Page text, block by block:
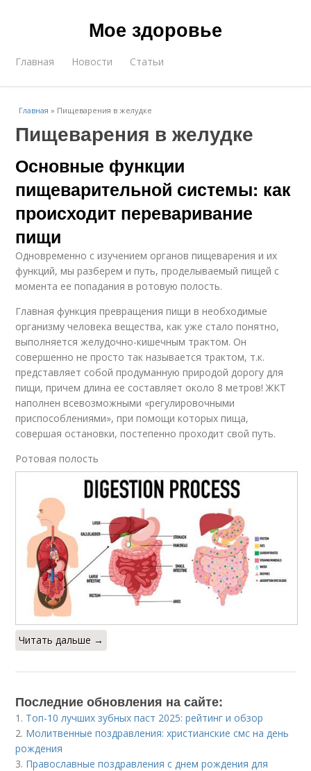
Мое здоровье
Главная Новости Статьи
Главная » Пищеварения в желудке
Пищеварения в желудке
Основные функции
пищеварительной системы: как
происходит переваривание
пищи
Одновременно с изучением органов пищеварения и их
функций, мы разберем и путь, проделываемый пищей с
момента ее попадания в ротовую полость.
Главная функция превращения пищи в необходимые
организму человека вещества, как уже стало понятно,
выполняется желудочно-кишечным трактом. Он
совершенно не просто так называется трактом, т.к.
представляет собой продуманную природой дорогу для
пищи, причем длина ее составляет около 8 метров! ЖКТ
наполнен всевозможными «регулировочными
приспособлениями», при помощи которых пища,
совершая остановки, постепенно проходит свой путь.
Ротовая полость
Читать дальше →
Последние обновления на сайте:
1. Топ-10 лучших зубных паст 2025: рейтинг и обзор
2. Молитвенные поздравления: христианские смс на день
рождения
3. Православные поздравления с днем рождения для